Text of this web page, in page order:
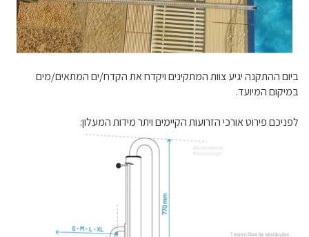
ביום ההתקנה יגיע צוות המתקינים ויקדח את הקדח/ים המתאים/מים
במיקום המיועד.
לפניכם פירוט אורכי הזרועות הקיימים ויתר מידות המעלון: